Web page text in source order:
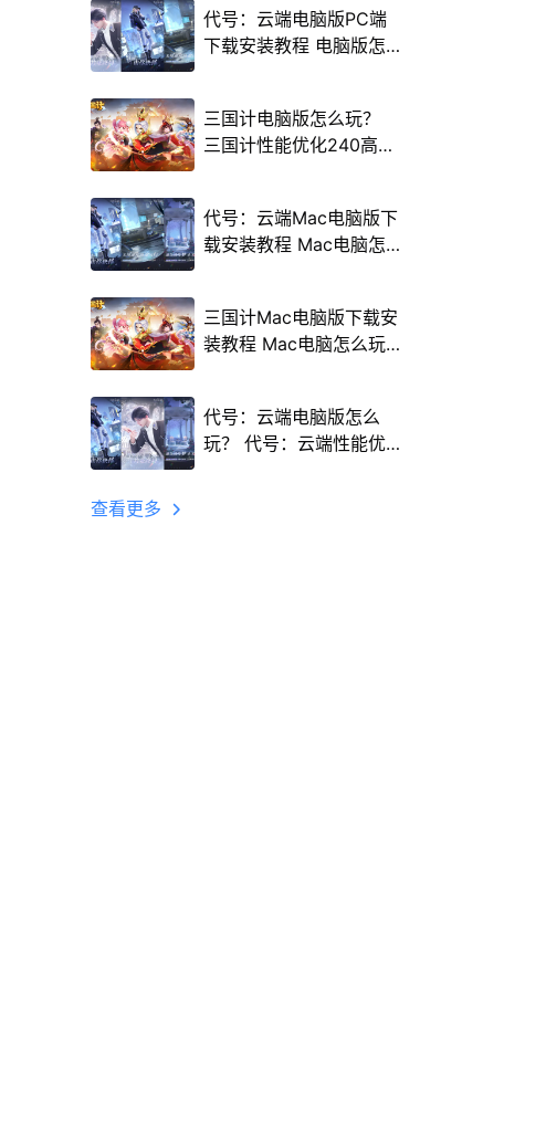
代号：云端电脑版PC端
下载安装教程 电脑版怎
三国计电脑版怎么玩？
三国计性能优化240高帧
代号：云端Mac电脑版下
载安装教程 Mac电脑怎
三国计Mac电脑版下载安
装教程 Mac电脑怎么玩
代号：云端电脑版怎么
玩？ 代号：云端性能优
查看更多